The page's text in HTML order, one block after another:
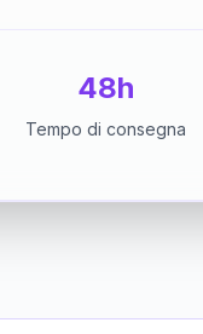
48h
Tempo di consegna